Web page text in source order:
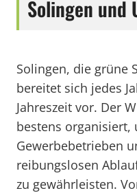
Solingen und
Solingen, die grüne
bereitet sich jedes
Jahreszeit vor. Der
bestens organisiert,
Gewerbebetrieben
reibungslosen
zu gewährleisten.